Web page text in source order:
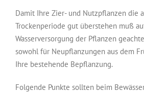
Damit Ihre Zier- und Nutzpflanzen die
Trockenperiode gut überstehen muß
Wasserversorgung der Pflanzen
sowohl für Neupflanzungen aus dem
Ihre bestehende Bepflanzung.
Folgende Punkte sollten beim